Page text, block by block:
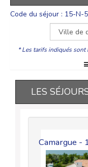
Code du séjour : 15-N-
* Les tarifs indiqués
LES
Camargue -